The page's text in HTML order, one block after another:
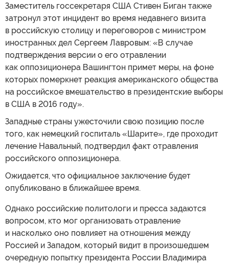
Заместитель госсекретаря США Стивен Биган также
затронул этот инцидент во время недавнего визита
в российскую столицу и переговоров с министром
иностранных дел Сергеем Лавровым: «В случае
подтверждения версии о его отравлении
как оппозиционера Вашингтон примет меры, на фоне
которых померкнет реакция американского общества
на российское вмешательство в президентские выборы
в США в 2016 году».
Западные страны ужесточили свою позицию после
того, как немецкий госпиталь «Шарите», где проходит
лечение Навальный, подтвердил факт отравления
российского оппозиционера.
Ожидается, что официальное заключение будет
опубликовано в ближайшее время.
Однако российские политологи и пресса задаются
вопросом, кто мог организовать отравление
и насколько оно повлияет на отношения между
Россией и Западом, который видит в произошедшем
очередную попытку президента России Владимира